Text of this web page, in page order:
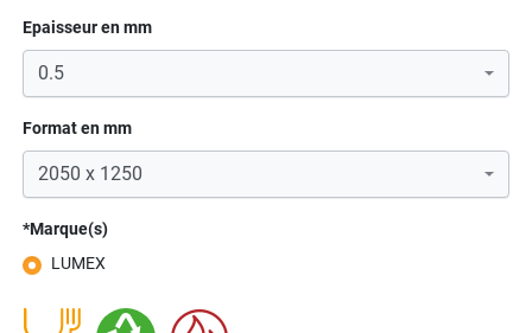
Epaisseur en mm
Format en mm
*Marque(s)
LUMEX